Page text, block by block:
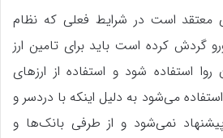
معتقد است در شرایط فعلی که نظام
گردش کرده است باید برای تامین ارز
استفاده شود و استفاده از ارز‌های
می‌شود به دلیل اینکه با دردسر و
نمی‌شود و از طرفی بانک‌ها و